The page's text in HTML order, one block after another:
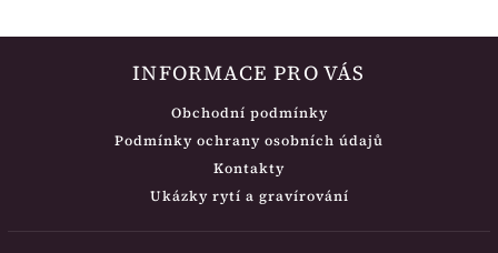
INFORMACE PRO VÁS
Obchodní podmínky
Podmínky ochrany osobních údajů
Kontakty
Ukázky rytí a gravírování